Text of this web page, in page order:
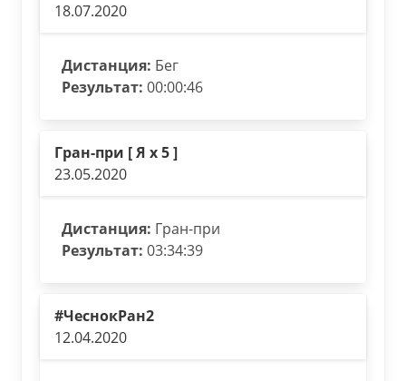
18.07.2020
Дистанция: Бег
Результат: 00:00:46
Гран-при [ Я х 5 ]
23.05.2020
Дистанция: Гран-при
Результат: 03:34:39
#ЧеснокРан2
12.04.2020